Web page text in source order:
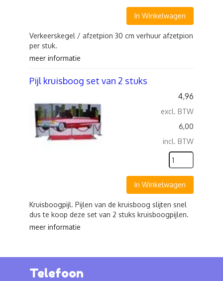
In Winkelwagen
Verkeerskegel / afzetpion 30 cm verhuur afzetpion
per stuk.
meer informatie
Pijl kruisboog set van 2 stuks
4,96
excl. BTW
6,00
incl. BTW
In Winkelwagen
Kruisboogpijl. Pijlen van de kruisboog slijten snel
dus te koop deze set van 2 stuks kruisboogpijlen.
meer informatie
Telefoon